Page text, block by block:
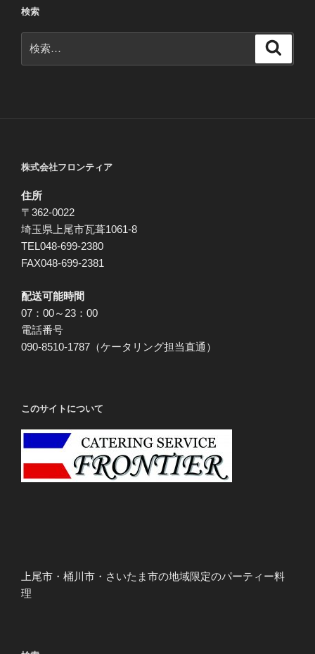
ン
検索
索:
株式会社フロンティア
住所
〒362-0022
埼玉県上尾市瓦葺1061-8
TEL048-699-2380
FAX048-699-2381
配送可能時間
07：00～23：00
電話番号
090-8510-1787（ケータリング担当直通）
このサイトについて
上尾市・桶川市・さいたま市の地域限定のパーティー料
理